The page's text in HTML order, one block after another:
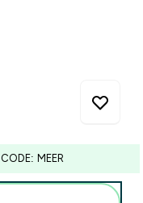
MEER